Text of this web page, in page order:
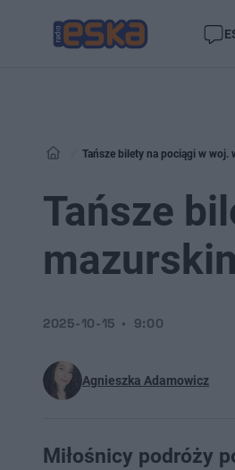
Tańsze bilety na pociągi w woj.
Tańsze
Agnieszka Adamowicz
2025-10-15 9:00
Miłośnicy podróży